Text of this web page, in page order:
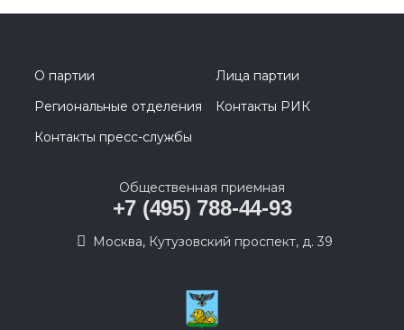
О партии
Лица партии
Региональные отделения
Контакты РИК
Контакты пресс-службы
Общественная приемная
+7 (495) 788-44-93
Москва, Кутузовский проспект, д. 39